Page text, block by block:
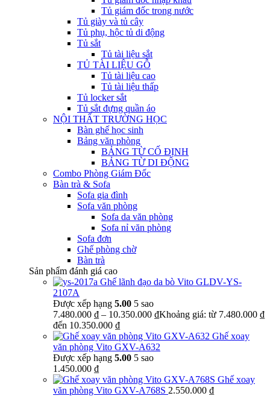
Tủ giám đốc trong nước
Tủ giày và tủ cây
Tủ phụ, hộc tủ di động
Tủ sắt
Tủ tài liệu sắt
TỦ TÀI LIỆU GỖ
Tủ tài liệu cao
Tủ tài liệu thấp
Tủ locker sắt
Tủ sắt đựng quần áo
NỘI THẤT TRƯỜNG HỌC
Bàn ghế học sinh
Bảng văn phòng
BẢNG TỪ CỐ ĐỊNH
BẢNG TỪ DI ĐỘNG
Combo Phòng Giám Đốc
Bàn trà & Sofa
Sofa gia đình
Sofa văn phòng
Sofa da văn phòng
Sofa nỉ văn phòng
Sofa đơn
Ghế phòng chờ
Bàn trà
Sản phẩm đánh giá cao
Ghế lãnh đạo da bò Vito GLDV-YS-
2107A
Được xếp hạng 5.00 5 sao
7.480.000 ₫ – 10.350.000 ₫Khoảng giá: từ 7.480.000 ₫
đến 10.350.000 ₫
Ghế xoay
văn phòng Vito GXV-A632
Được xếp hạng 5.00 5 sao
1.450.000 ₫
Ghế xoay
văn phòng Vito GXV-A768S 2.550.000 ₫